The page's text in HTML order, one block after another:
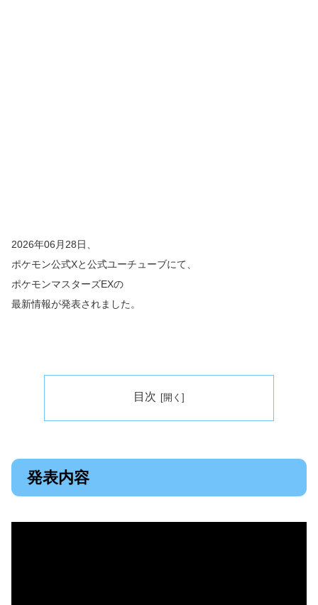
2026年06月28日、
ポケモン公式Xと公式ユーチューブにて、
ポケモンマスターズEXの
最新情報が発表されました。
目次
発表内容